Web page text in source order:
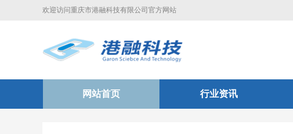
欢迎访问重庆市港融科技有限公司官方网站
网站首页 行业资讯